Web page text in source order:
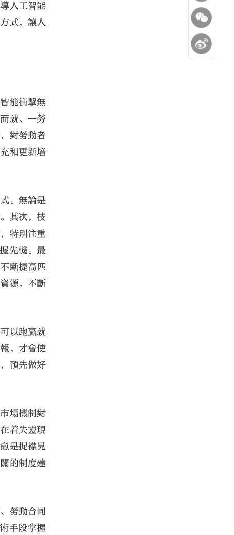
人工智能
式，讓人
能衝擊無
就、一勞
對勞動者
和更新培
。無論是
其次，技
特別注重
先機。最
斷提高匹
源，不斷
以跑贏就
，才會使
預先做好
場機制對
着失靈現
是捉襟見
的制度建
勞動合同
手段掌握